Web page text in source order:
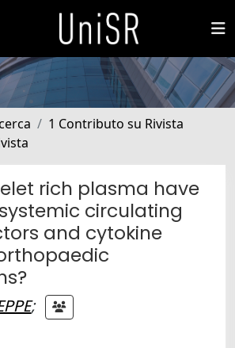
1 Contributo su Rivista
rich plasma have
circulating
and cytokine
;